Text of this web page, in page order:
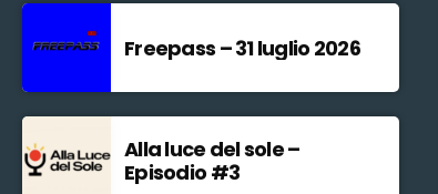
Freepass – 31 luglio 2026
Alla luce del sole –
Episodio #3